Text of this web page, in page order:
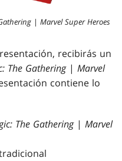
| Marvel Super Heroes
recibirás un
The Gathering|Marvel
contiene lo
The Gathering|Marvel